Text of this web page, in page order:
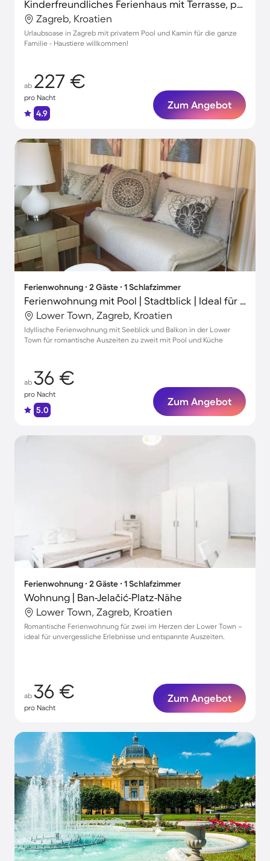
Kinderfreundliches Ferienhaus mit Terrasse, privatem Pool und Grill | Naturblick | Haustierfreundlich
Zagreb, Kroatien
Urlaubsoase in Zagreb mit privatem Pool und Kamin für die ganze
Familie - Haustiere willkommen!
ab 227 €
pro Nacht
4.9
Zum Angebot
Ferienwohnung ∙ 2 Gäste ∙ 1 Schlafzimmer
Ferienwohnung mit Pool | Stadtblick | Ideal für Homeoffice
Lower Town, Zagreb, Kroatien
Idyllische Ferienwohnung mit Seeblick und Balkon in der Lower
Town für romantische Auszeiten zu zweit mit Pool und Küche
ab 36 €
pro Nacht
5.0
Zum Angebot
Ferienwohnung ∙ 2 Gäste ∙ 1 Schlafzimmer
Wohnung | Ban-Jelačić-Platz-Nähe
Lower Town, Zagreb, Kroatien
Romantische Ferienwohnung für zwei im Herzen der Lower Town –
ideal für unvergessliche Erlebnisse und entspannte Auszeiten.
ab 36 €
pro Nacht
Zum Angebot